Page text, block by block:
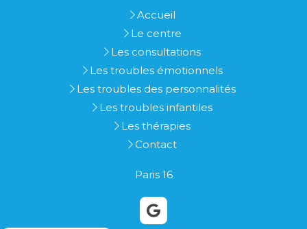
Accueil
Le centre
Les consultations
Les troubles émotionnels
Les troubles des personnalités
Les troubles infantiles
Les thérapies
Contact
Paris 16